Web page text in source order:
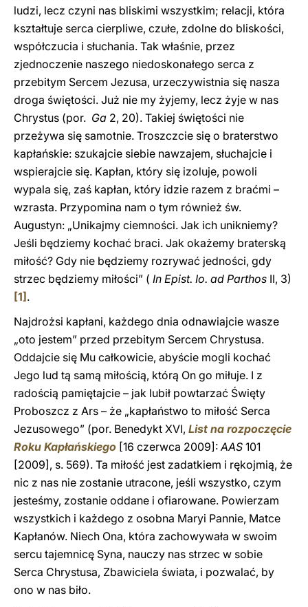
ludzi, lecz czyni nas bliskimi wszystkim; relacji, która
kształtuje serca cierpliwe, czułe, zdolne do bliskości,
współczucia i słuchania. Tak właśnie, przez
zjednoczenie naszego niedoskonałego serca z
przebitym Sercem Jezusa, urzeczywistnia się nasza
droga świętości. Już nie my żyjemy, lecz żyje w nas
Chrystus (por. Ga 2, 20). Takiej świętości nie
przeżywa się samotnie. Troszczcie się o braterstwo
kapłańskie: szukajcie siebie nawzajem, słuchajcie i
wspierajcie się. Kapłan, który się izoluje, powoli
wypala się, zaś kapłan, który idzie razem z braćmi –
wzrasta. Przypomina nam o tym również św.
Augustyn: „Unikajmy ciemności. Jak ich unikniemy?
Jeśli będziemy kochać braci. Jak okażemy braterską
miłość? Gdy nie będziemy rozrywać jedności, gdy
strzec będziemy miłości” ( In Epist. Io. ad Parthos II, 3)
[1] .
Najdrożsi kapłani, każdego dnia odnawiajcie wasze
„oto jestem” przed przebitym Sercem Chrystusa.
Oddajcie się Mu całkowicie, abyście mogli kochać
Jego lud tą samą miłością, którą On go miłuje. I z
radością pamiętajcie – jak lubił powtarzać Święty
Proboszcz z Ars – że „kapłaństwo to miłość Serca
Jezusowego” (por. Benedykt XVI, List na rozpoczęcie
Roku Kapłańskiego [16 czerwca 2009]:AAS 101
[2009], s. 569). Ta miłość jest zadatkiem i rękojmią, że
nic z nas nie zostanie utracone, jeśli wszystko, czym
jesteśmy, zostanie oddane i ofiarowane. Powierzam
wszystkich i każdego z osobna Maryi Pannie, Matce
Kapłanów. Niech Ona, która zachowywała w swoim
sercu tajemnicę Syna, nauczy nas strzec w sobie
Serca Chrystusa, Zbawiciela świata, i pozwalać, by
ono w nas biło.